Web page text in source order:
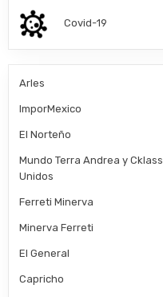
Covid-19
Arles
ImporMexico
El Norteño
Mundo Terra Andrea y
Unidos
Ferreti Minerva
Minerva Ferreti
El General
Capricho